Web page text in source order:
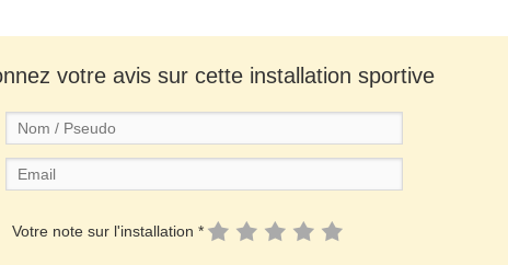
votre avis sur cette installation sportive
Votre note sur l'installation *